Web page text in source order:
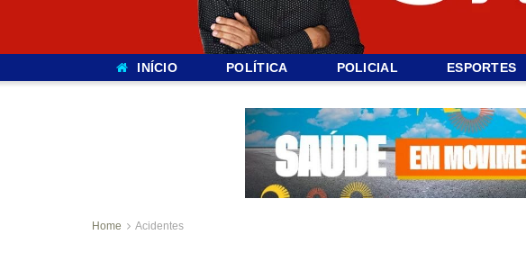
INÍCIO POLÍTICA POLICIAL ESPORTES
Home Acidentes